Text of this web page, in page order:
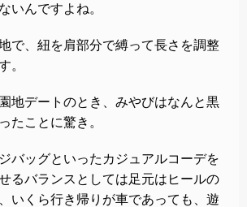
いんですよね。
で、紐を肩部分で縛って長さを調整
。
地デートのとき、みやびはなんと黒
たことに驚き。
バッグといったカジュアルコーデを
るバランスとしては足元はヒールの
いくら行き帰りが車であっても、遊